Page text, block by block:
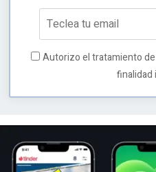
Autorizo el tratamiento
finalidad